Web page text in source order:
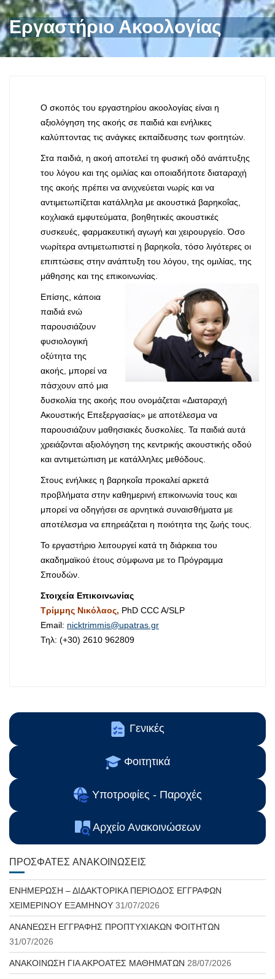
Εργαστήριο Ακοολογίας
Ο σκοπός του εργαστηρίου ακοολογίας είναι η
αξιολόγηση της ακοής σε παιδιά και ενήλικες
καλύπτοντας τις ανάγκες εκπαίδευσης των φοιτητών.
Στα παιδιά, η ακοή αποτελεί τη φυσική οδό ανάπτυξης
του λόγου και της ομιλίας και οποιαδήποτε διαταραχή
της ακοής πρέπει να ανιχνεύεται νωρίς και να
αντιμετωπίζεται κατάλληλα με ακουστικά βαρηκοΐας,
κοχλιακά εμφυτεύματα, βοηθητικές ακουστικές
συσκευές, φαρμακευτική αγωγή και χειρουργείο. Όσο
νωρίτερα αντιμετωπιστεί η βαρηκοΐα, τόσο λιγότερες οι
επιπτώσεις στην ανάπτυξη του λόγου, της ομιλίας, της
μάθησης και της επικοινωνίας.
Επίσης, κάποια
παιδιά ενώ
παρουσιάζουν
φυσιολογική
οξύτητα της
ακοής, μπορεί να
πάσχουν από μια
δυσκολία της ακοής που ονομάζεται «Διαταραχή
Ακουστικής Επεξεργασίας» με αποτέλεσμα να
παρουσιάζουν μαθησιακές δυσκολίες. Τα παιδιά αυτά
χρειάζονται αξιολόγηση της κεντρικής ακουστικής οδού
και αντιμετώπιση με κατάλληλες μεθόδους.
Στους ενήλικες η βαρηκοΐα προκαλεί αρκετά
προβλήματα στην καθημερινή επικοινωνία τους και
μπορεί να οδηγήσει σε αρνητικά συναισθήματα με
αποτέλεσμα να επηρεάζεται η ποιότητα της ζωής τους.
Το εργαστήριο λειτουργεί κατά τη διάρκεια του
ακαδημαϊκού έτους σύμφωνα με το Πρόγραμμα
Σπουδών.
Στοιχεία Επικοινωνίας
Τρίμμης Νικόλαος, PhD CCC A/SLP
Email: nicktrimmis@upatras.gr
Τηλ: (+30) 2610 962809
Γενικές
Φοιτητικά
Υποτροφίες - Παροχές
Αρχείο Ανακοινώσεων
ΠΡΌΣΦΑΤΕΣ ΑΝΑΚΟΙΝΏΣΕΙΣ
ΕΝΗΜΕΡΩΣΗ – ΔΙΔΑΚΤΟΡΙΚΑ ΠΕΡΙΟΔΟΣ ΕΓΓΡΑΦΩΝ
ΧΕΙΜΕΡΙΝΟΥ ΕΞΑΜΗΝΟΥ 31/07/2026
ΑΝΑΝΕΩΣΗ ΕΓΓΡΑΦΗΣ ΠΡΟΠΤΥΧΙΑΚΩΝ ΦΟΙΤΗΤΩΝ
31/07/2026
ΑΝΑΚΟΙΝΩΣΗ ΓΙΑ ΑΚΡΟΑΤΕΣ ΜΑΘΗΜΑΤΩΝ 28/07/2026